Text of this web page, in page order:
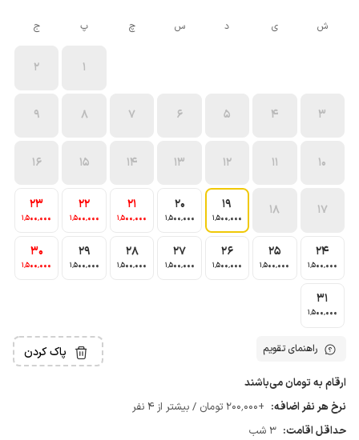
ش ی د س چ پ ج
1
2
3
4
5
6
7
8
9
10
11
12
13
14
15
16
17
18
19
1٬500٬000
20
1٬500٬000
21
1٬500٬000
22
1٬500٬000
23
1٬500٬000
24
1٬500٬000
25
1٬500٬000
26
1٬500٬000
27
1٬500٬000
28
1٬500٬000
29
1٬500٬000
30
1٬500٬000
31
1٬500٬000
راهنمای تقویم پاک کردن
ارقام به تومان می‌باشند
نرخ هر نفر اضافه: +200٬000 تومان / بیشتر از 4 نفر
حداقل اقامت: 3 شب